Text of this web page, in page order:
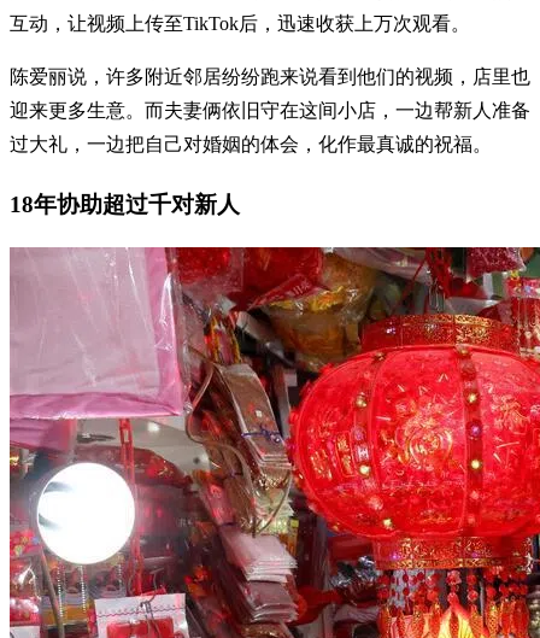
互动，让视频上传至TikTok后，迅速收获上万次观看。
陈爱丽说，许多附近邻居纷纷跑来说看到他们的视频，店里也
迎来更多生意。而夫妻俩依旧守在这间小店，一边帮新人准备
过大礼，一边把自己对婚姻的体会，化作最真诚的祝福。
18年协助超过千对新人